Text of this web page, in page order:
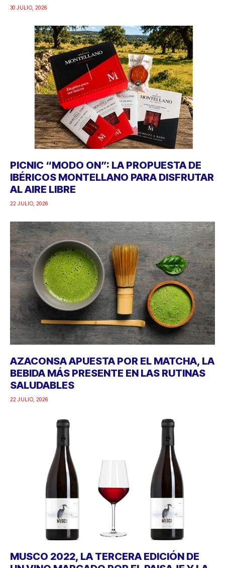
30 JULIO, 2026
PICNIC “MODO ON”: LA PROPUESTA DE
IBÉRICOS MONTELLANO PARA DISFRUTAR
AL AIRE LIBRE
22 JULIO, 2026
AZACONSA APUESTA POR EL MATCHA, LA
BEBIDA MÁS PRESENTE EN LAS RUTINAS
SALUDABLES
22 JULIO, 2026
MUSCO 2022, LA TERCERA EDICIÓN DE